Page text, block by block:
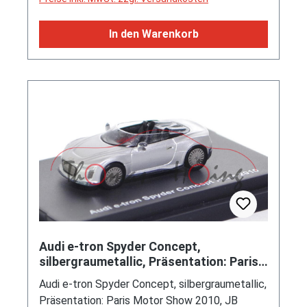
In den Warenkorb
Audi e-tron Spyder Concept,
silbergraumetallic, Präsentation: Paris
Motor Show 2010, JB MODELLAUTOS,
Audi e-tron Spyder Concept, silbergraumetallic,
Präsentation: Paris Motor Show 2010, JB